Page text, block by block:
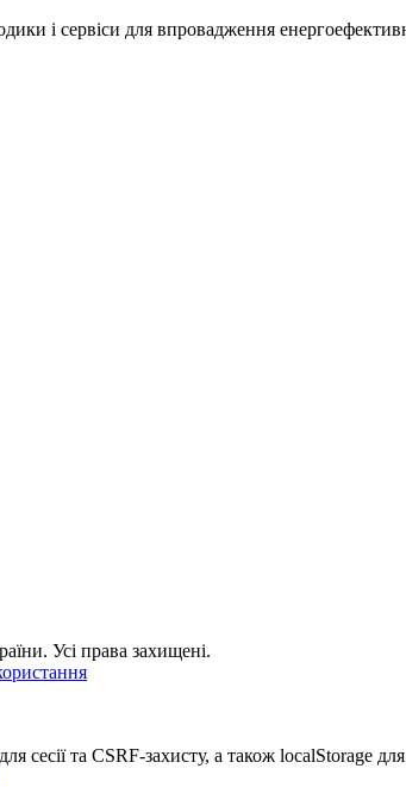
і сервіси для впровадження
. Усі права захищені.
сесії та CSRF-захисту, а також localStorage